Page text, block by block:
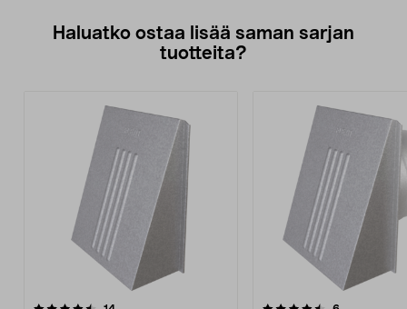
Haluatko ostaa lisää saman sarjan
tuotteita?